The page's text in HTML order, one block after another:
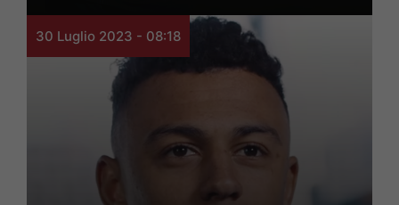
30 Luglio 2023 - 08:18